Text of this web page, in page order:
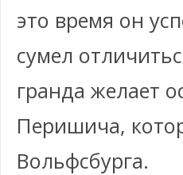
это время он
сумел
гранда желает
Перишича,
Вольфсбурга.